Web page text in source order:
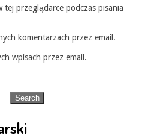
tej przeglądarce podczas pisania
komentarzach przez email.
wpisach przez email.